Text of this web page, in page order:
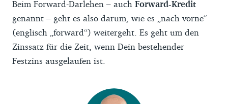
Beim Forward-Darlehen – auch Forward-Kredit
genannt – geht es also darum, wie es „nach vorne“
(englisch „forward“) weitergeht. Es geht um den
Zinssatz für die Zeit, wenn Dein bestehender
Festzins ausgelaufen ist.